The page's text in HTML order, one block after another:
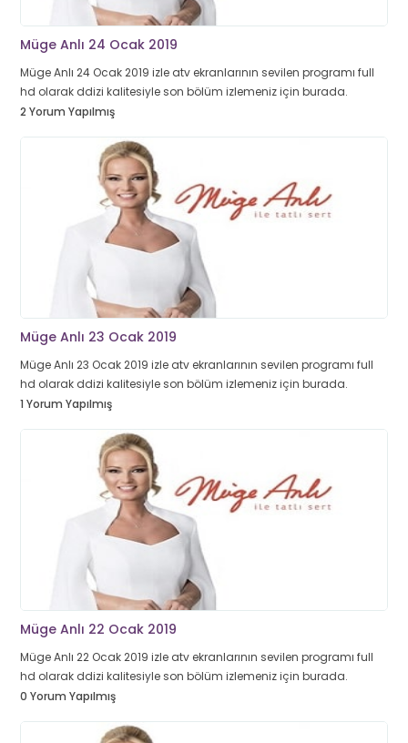
Müge Anlı 24 Ocak 2019
Müge Anlı 24 Ocak 2019 izle atv ekranlarının sevilen programı full
hd olarak ddizi kalitesiyle son bölüm izlemeniz için burada.
2 Yorum Yapılmış
Müge Anlı 23 Ocak 2019
Müge Anlı 23 Ocak 2019 izle atv ekranlarının sevilen programı full
hd olarak ddizi kalitesiyle son bölüm izlemeniz için burada.
1 Yorum Yapılmış
Müge Anlı 22 Ocak 2019
Müge Anlı 22 Ocak 2019 izle atv ekranlarının sevilen programı full
hd olarak ddizi kalitesiyle son bölüm izlemeniz için burada.
0 Yorum Yapılmış